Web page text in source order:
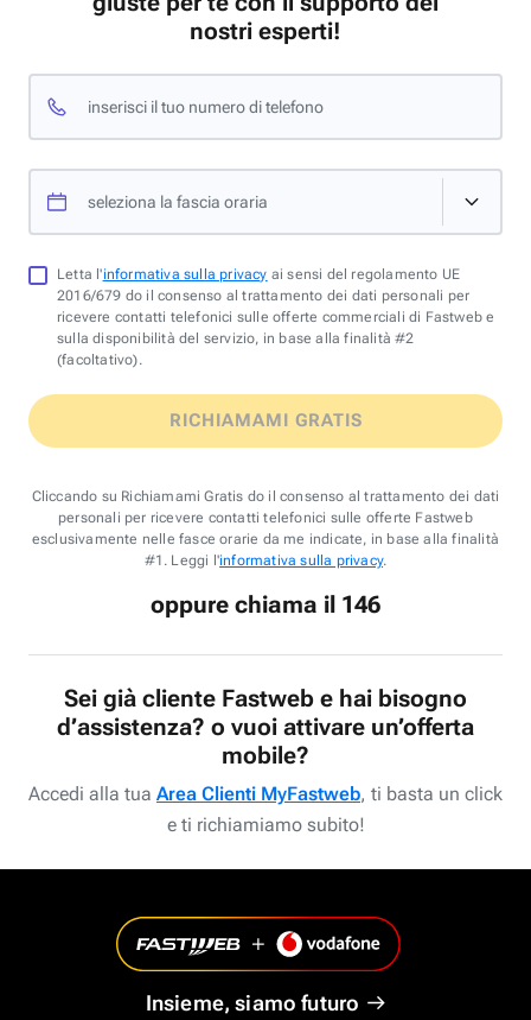
nostri esperti!
inserisci il tuo numero di telefono
seleziona la fascia oraria
Letta l'informativa sulla privacy ai sensi del regolamento UE
2016/679 do il consenso al trattamento dei dati personali per
ricevere contatti telefonici sulle offerte commerciali di Fastweb e
sulla disponibilità del servizio, in base alla finalità #2
(facoltativo).
RICHIAMAMI GRATIS
Cliccando su Richiamami Gratis do il consenso al trattamento dei dati
personali per ricevere contatti telefonici sulle offerte Fastweb
esclusivamente nelle fasce orarie da me indicate, in base alla finalità
#1. Leggi l'informativa sulla privacy.
oppure chiama il 146
Sei già cliente Fastweb e hai bisogno
d’assistenza? o vuoi attivare un’offerta
mobile?
Accedi alla tua Area Clienti MyFastweb, ti basta un click
e ti richiamiamo subito!
Insieme, siamo futuro